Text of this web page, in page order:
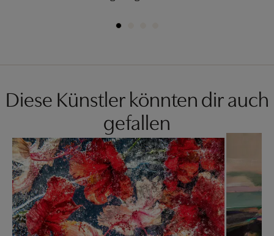
Diese Künstler könnten dir auch
gefallen